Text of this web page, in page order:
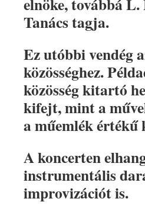
Tanács tagja.
Ez utóbbi vendég
közösséghez.
közösség kitartó
kifejt, mint a
a műemlék
A koncerten
instrumentális
improvizációt is.